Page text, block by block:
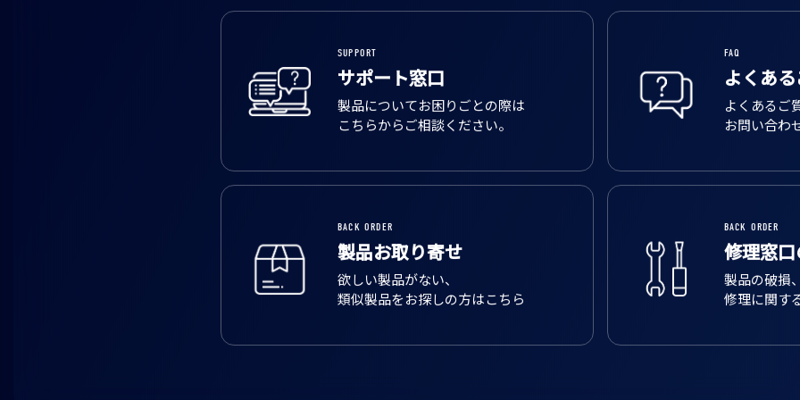
サポート窓口
製品についてお困りごとの際は
こちらからご相談ください。
よくあ
よくあるご
お問い合わ
製品お取り寄せ
欲しい製品がない、
類似製品をお探しの方はこちら
修理窓
製品の破損
修理に関す